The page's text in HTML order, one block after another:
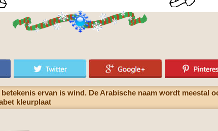
ervan is wind. De Arabische naam wordt meestal
kleurplaat